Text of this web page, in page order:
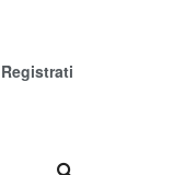
Registrati